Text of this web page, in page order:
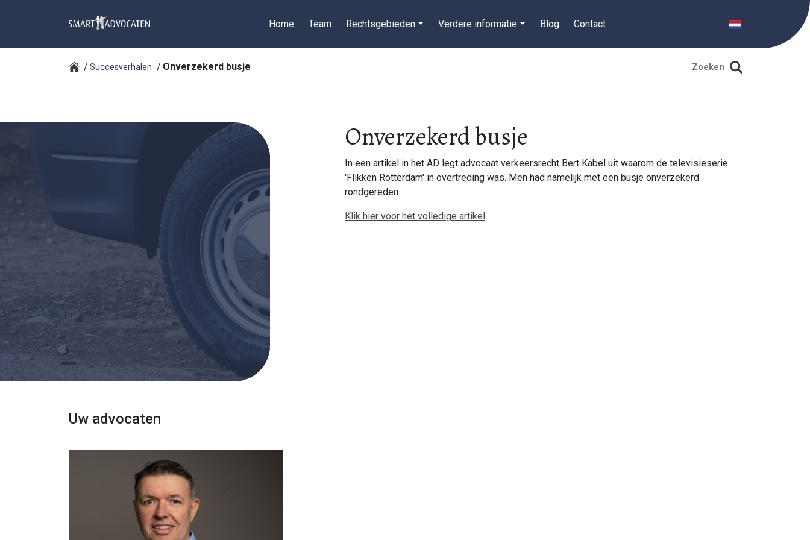
Home Team Rechtsgebieden Verdere informatie Blog Contact
Succesverhalen Onverzekerd busje
Onverzekerd busje
In een artikel in het AD legt advocaat verkeersrecht Bert Kabel uit waarom de televisieserie
'Flikken Rotterdam' in overtreding was. Men had namelijk met een busje onverzekerd
rondgereden.
Klik hier voor het volledige artikel
Uw advocaten